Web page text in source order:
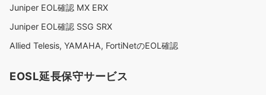
Juniper EOL確認 MX ERX
Juniper EOL確認 SSG SRX
Allied Telesis, YAMAHA, FortiNetのEOL確認
EOSL延長保守サービス